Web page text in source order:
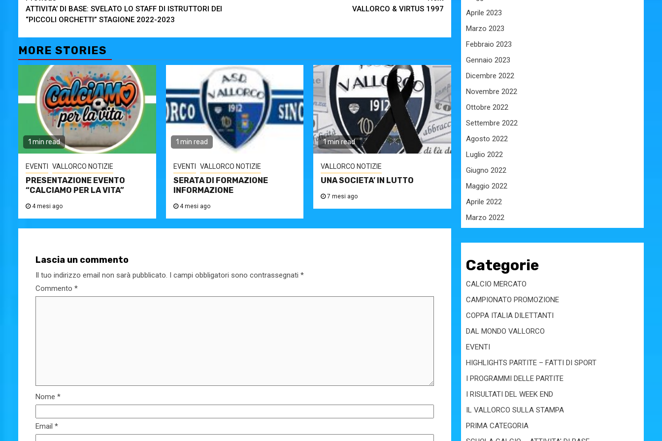
Reading
ATTIVITA’ DI BASE: SVELATO LO STAFF DI ISTRUTTORI DEI
“PICCOLI ORCHETTI” STAGIONE 2022-2023
VALLORCO & VIRTUS 1997
MORE STORIES
1 min read
EVENTI VALLORCO NOTIZIE
PRESENTAZIONE EVENTO
“CALCIAMO PER LA VITA”
4 mesi ago
1 min read
EVENTI VALLORCO NOTIZIE
SERATA DI FORMAZIONE
INFORMAZIONE
4 mesi ago
1 min read
VALLORCO NOTIZIE
UNA SOCIETA’ IN LUTTO
7 mesi ago
Lascia un commento
Il tuo indirizzo email non sarà pubblicato. I campi obbligatori sono contrassegnati *
Commento *
Nome *
Email *
Aprile 2023
Marzo 2023
Febbraio 2023
Gennaio 2023
Dicembre 2022
Novembre 2022
Ottobre 2022
Settembre 2022
Agosto 2022
Luglio 2022
Giugno 2022
Maggio 2022
Aprile 2022
Marzo 2022
Categorie
CALCIO MERCATO
CAMPIONATO PROMOZIONE
COPPA ITALIA DILETTANTI
DAL MONDO VALLORCO
EVENTI
HIGHLIGHTS PARTITE – FATTI DI SPORT
I PROGRAMMI DELLE PARTITE
I RISULTATI DEL WEEK END
IL VALLORCO SULLA STAMPA
PRIMA CATEGORIA